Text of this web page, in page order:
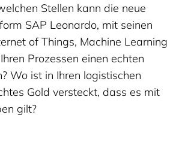
Stellen kann die neue
SAP Leonardo, mit seinen
of Things, Machine Learning
Prozessen einen echten
Wo ist in Ihren logistischen
Gold versteckt, dass es mit
gilt?